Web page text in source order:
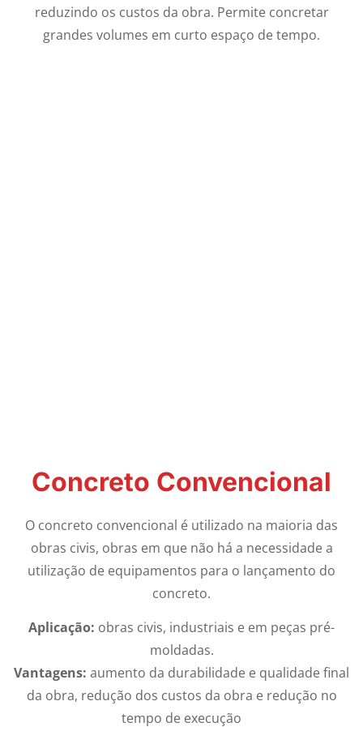
reduzindo os custos da obra. Permite concretar
grandes volumes em curto espaço de tempo.
Concreto Convencional
O concreto convencional é utilizado na maioria das
obras civis, obras em que não há a necessidade a
utilização de equipamentos para o lançamento do
concreto.
Aplicação: obras civis, industriais e em peças pré-
moldadas.
Vantagens: aumento da durabilidade e qualidade final
da obra, redução dos custos da obra e redução no
tempo de execução